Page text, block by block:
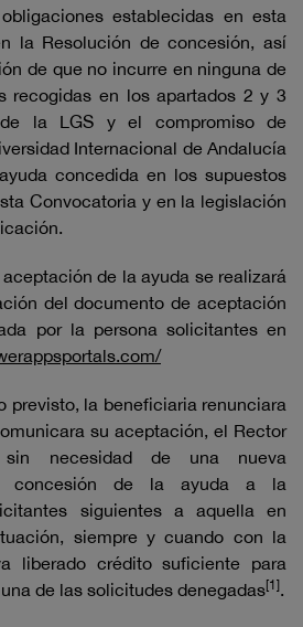
establecidas en esta
la Resolución de concesión, así
de que no incurre en ninguna de
recogidas en los apartados 2 y 3
la LGS y el compromiso de
Internacional de Andalucía
concedida en los supuestos
Convocatoria y en la legislación
de la ayuda se realizará
del documento de aceptación
por la persona solicitantes en
previsto, la beneficiaria renunciara
su aceptación, el Rector
sin necesidad de una nueva
concesión de la ayuda a la
siguientes a aquella en
siempre y cuando con la
liberado crédito suficiente para
de las solicitudes denegadas[1].